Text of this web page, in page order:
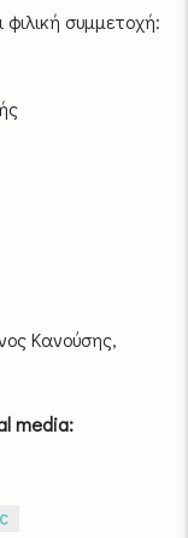
συμμετοχή:
Κανούσης,
media: